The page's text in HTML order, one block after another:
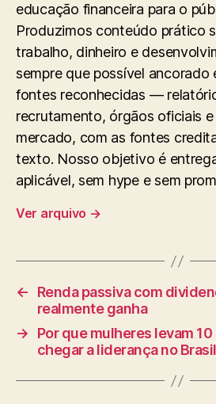
educação financeira para o
Produzimos conteúdo prático
trabalho, dinheiro e
sempre que possível ancorado
fontes reconhecidas —
recrutamento, órgãos oficiais
mercado, com as fontes
texto. Nosso objetivo é
aplicável, sem hype e sem
Ver arquivo →
←
Renda passiva com
realmente ganha
→
Por que mulheres levam 10
chegar a liderança no Brasil